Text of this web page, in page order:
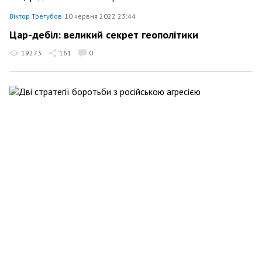
Віктор Трегубов 10 червня 2022 23:44
Цар-дебіл: великий секрет геополітики
19273 161 0